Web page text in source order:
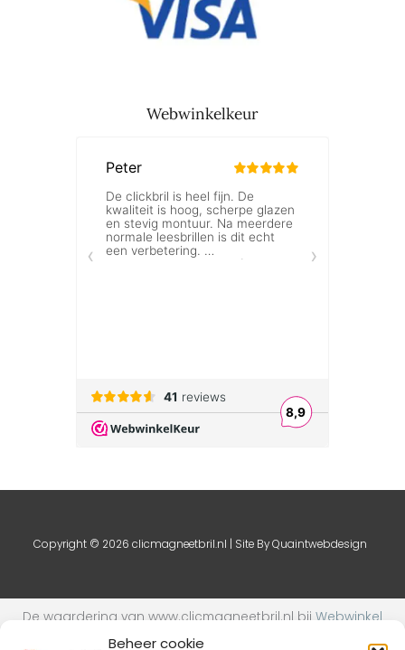
Beheer cookie
Webwinkelkeur
Copyright © 2026 clicmagneetbril.nl | Site ByQuaintwebdesign
De waardering van www.clicmagneetbril.nl bij Webwinkel
Keurmerk Klantbeoordelingen